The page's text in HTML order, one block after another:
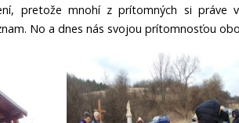
pretože mnohí z prítomných si práve
No a dnes nás svojou prítomnosťou